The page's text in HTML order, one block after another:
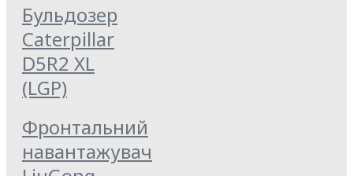
Бульдозер
Caterpillar
D5R2 XL
(LGP)
Фронтальний
навантажувач